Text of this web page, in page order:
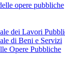
opere pubbliche
dei Lavori
di Beni e Servizi
Opere Pubbliche